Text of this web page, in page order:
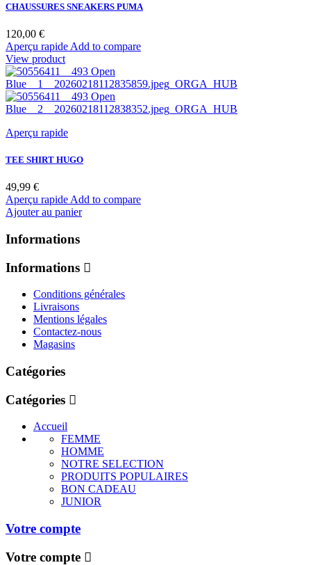
CHAUSSURES SNEAKERS PUMA
Prix
120,00 €
Aperçu rapide Add to compare
View product
Aperçu rapide
TEE SHIRT HUGO
Prix
49,99 €
Aperçu rapide Add to compare
Ajouter au panier
Informations
Informations
Conditions générales
Livraisons
Mentions légales
Contactez-nous
Magasins
Catégories
Catégories
Accueil
FEMME
HOMME
NOTRE SELECTION
PRODUITS POPULAIRES
BON CADEAU
JUNIOR
Votre compte
Votre compte